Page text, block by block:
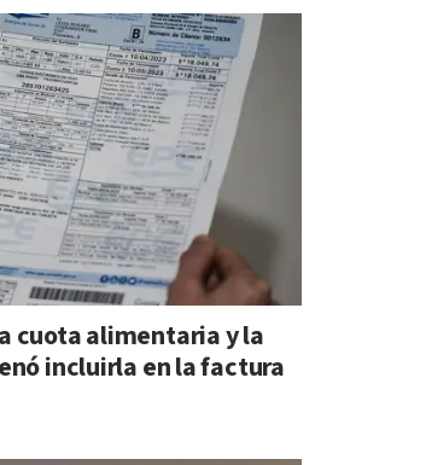
cuota alimentaria y la
incluirla en la factura